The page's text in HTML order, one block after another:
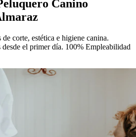
Canino
corte, estética e higiene canina.
desde el primer día. 100% Empleabilidad